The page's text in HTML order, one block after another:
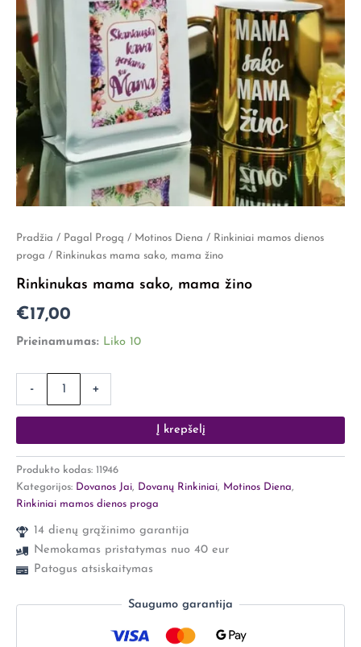
Pradžia / Pagal Progą / Motinos Diena / Rinkiniai mamos dienos
proga / Rinkinukas mama sako, mama žino
Rinkinukas mama sako, mama žino
€17,00
Prieinamumas: Liko 10
-
produkto
kiekis:
mama
mama
žino
+
Į krepšelį
Produkto kodas: 11946
Kategorijos: Dovanos Jai, Dovanų Rinkiniai, Motinos Diena,
Rinkiniai mamos dienos proga
14 dienų grąžinimo garantija
Nemokamas pristatymas nuo 40 eur
Patogus atsiskaitymas
Saugumo garantija